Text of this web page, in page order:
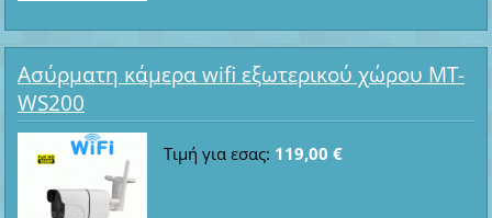
Ασύρματη κάμερα wifi εξωτερικού χώρου MT-
WS200
Τιμή για εσας: 119,00 €